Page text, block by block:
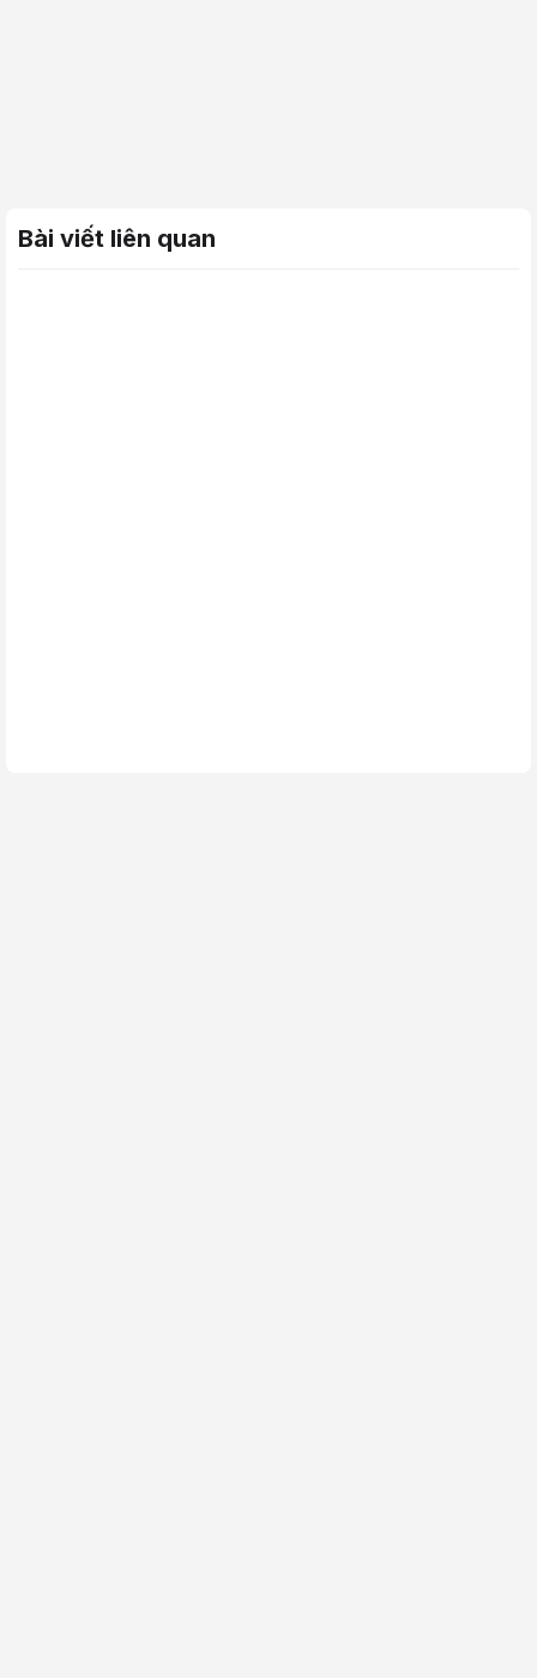
Bài viết liên quan